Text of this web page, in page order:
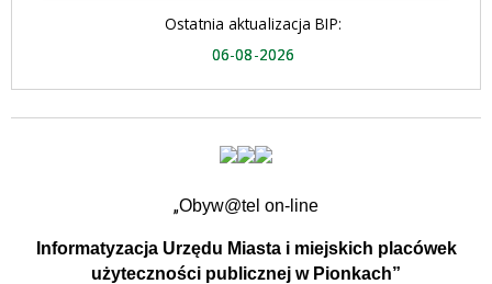
Ostatnia aktualizacja BIP:
06-08-2026
„Obyw@tel on-line
Informatyzacja Urzędu Miasta i miejskich placówek
użyteczności publicznej w Pionkach”